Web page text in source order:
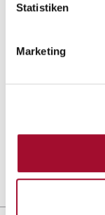
Statistiken
Marketing